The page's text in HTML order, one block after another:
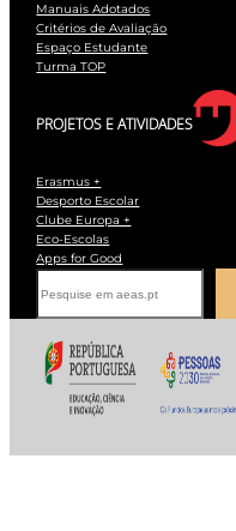
Manuais Adotados
Critérios de Avaliação
Espaço Estudante
Turma TOP
PROJETOS E ATIVIDADES
Erasmus +
Desporto Escolar
Clube Europa +
Eco-Escolas
Apps for Good
e
s